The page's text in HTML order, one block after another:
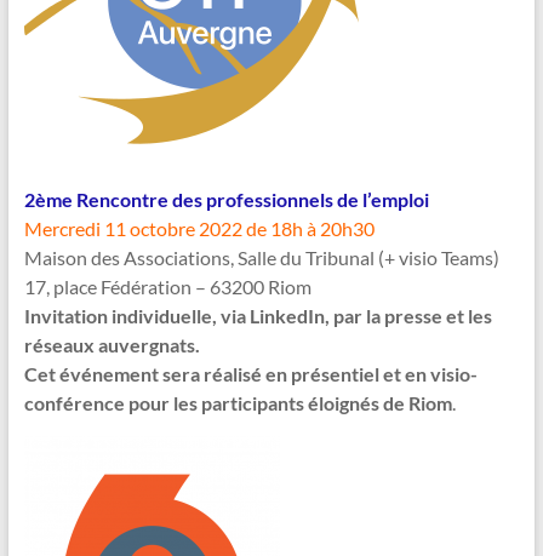
2ème Rencontre des professionnels de l’emploi
Mercredi 11 octobre 2022 de 18h à 20h30
Maison des Associations, Salle du Tribunal (+ visio Teams)
17, place Fédération – 63200 Riom
Invitation individuelle, via LinkedIn, par la presse et les
réseaux auvergnats.
Cet événement sera réalisé en présentiel et en visio-
conférence pour les participants éloignés de Riom.